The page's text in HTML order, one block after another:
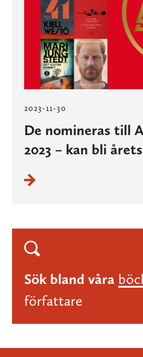
2023-11-30
De nomineras till
2023 – kan bli
Sök bland våra
författare